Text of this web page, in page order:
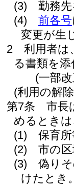
(3)
勤務
(4)
前各号
変更が生
2
利用者は
る書類を
(一部
(利用の解
第7条
市長
めるとき
(1)
保育
(2)
市の
(3)
偽り
けたとき